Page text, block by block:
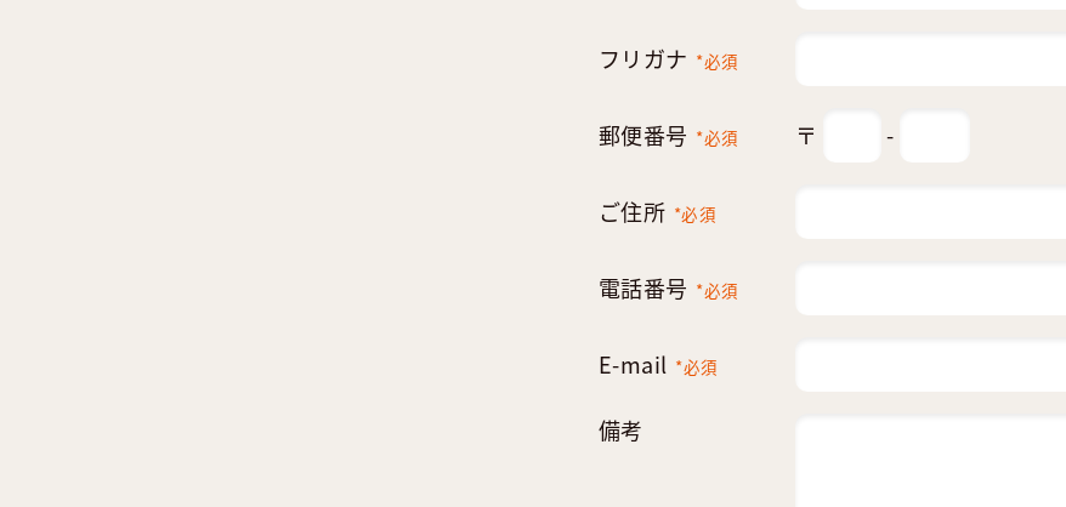
フリガナ *必須
郵便番号 *必須 〒 -
ご住所 *必須
電話番号 *必須
E-mail *必須
備考